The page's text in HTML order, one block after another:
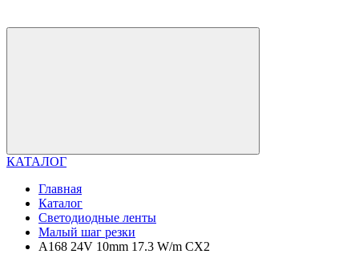
КАТАЛОГ
Главная
Каталог
Светодиодные ленты
Малый шаг резки
A168 24V 10mm 17.3 W/m CX2